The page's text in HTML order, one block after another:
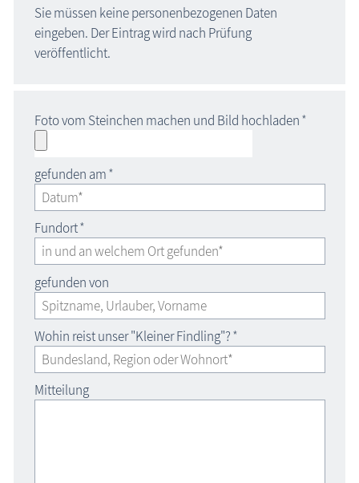
Sie müssen keine personenbezogenen Daten
eingeben. Der Eintrag wird nach Prüfung
veröffentlicht.
Foto vom Steinchen machen und Bild hochladen*
gefunden am*
Fundort*
gefunden von
Wohin reist unser "Kleiner Findling"?*
Mitteilung